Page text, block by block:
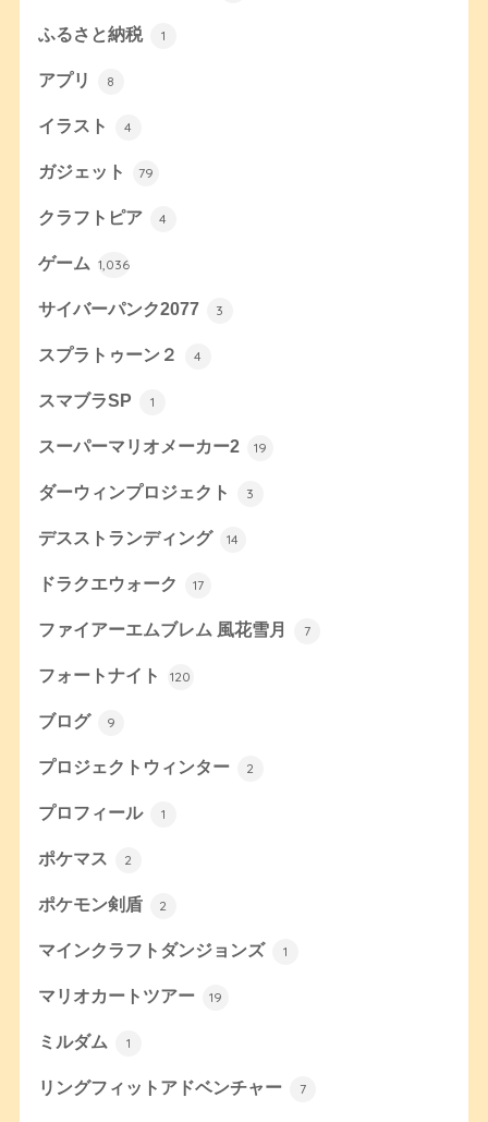
ふるさと納税 1
アプリ 8
イラスト 4
ガジェット 79
クラフトピア 4
ゲーム 1,036
サイバーパンク2077 3
スプラトゥーン２ 4
スマブラSP 1
スーパーマリオメーカー2 19
ダーウィンプロジェクト 3
デスストランディング 14
ドラクエウォーク 17
ファイアーエムブレム 風花雪月 7
フォートナイト 120
ブログ 9
プロジェクトウィンター 2
プロフィール 1
ポケマス 2
ポケモン剣盾 2
マインクラフトダンジョンズ 1
マリオカートツアー 19
ミルダム 1
リングフィットアドベンチャー 7